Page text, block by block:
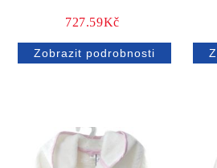
727.59Kč
Zobrazit podrobnosti